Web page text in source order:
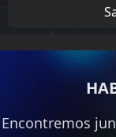
Encontremos